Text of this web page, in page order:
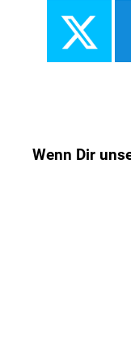
Wenn Dir